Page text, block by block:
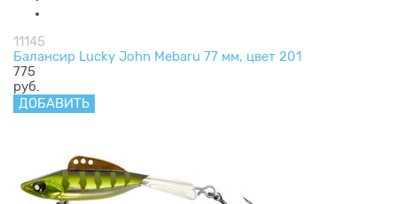
11145
Балансир Lucky John Mebaru 77 мм, цвет 201
775
руб.
ДОБАВИТЬ